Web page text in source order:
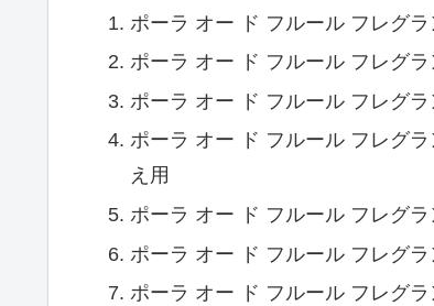
ポーラ オー ド フルール フレグ
ポーラ オー ド フルール フレグ
ポーラ オー ド フルール フレグ
ポーラ オー ド フルール フレグ
え用
ポーラ オー ド フルール フレグ
ポーラ オー ド フルール フレグ
ポーラ オー ド フルール フレグ